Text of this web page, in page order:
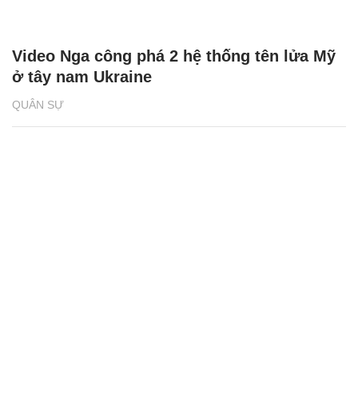
QUÂN SỰ
Video Nga công phá 2 hệ thống tên lửa Mỹ
ở tây nam Ukraine